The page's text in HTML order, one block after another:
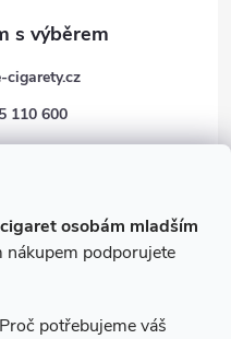
osobám mladším
nákupem podporujete
potřebujeme váš
cigarety.cz
110 600
e-cigarety.cz